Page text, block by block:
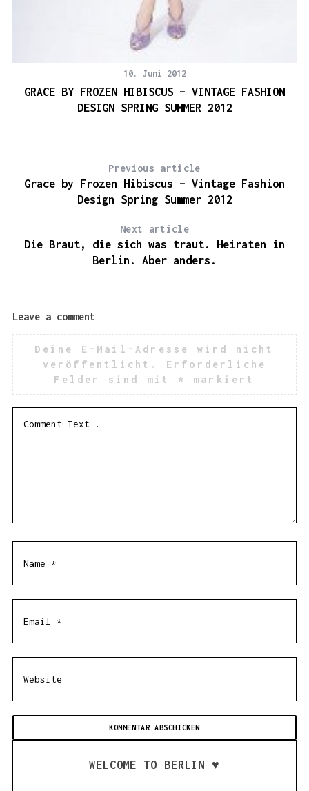
10. Juni 2012
GRACE BY FROZEN HIBISCUS – VINTAGE FASHION
DESIGN SPRING SUMMER 2012
Previous article
Grace by Frozen Hibiscus – Vintage Fashion
Design Spring Summer 2012
Next article
Die Braut, die sich was traut. Heiraten in
Berlin. Aber anders.
Leave a comment
Deine E-Mail-Adresse wird nicht
veröffentlicht.
Erforderliche
Felder sind mit * markiert
WELCOME TO BERLIN ♥
a